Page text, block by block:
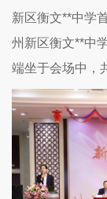
新区衡文**中学
州新区衡文**中
端坐于会场中，